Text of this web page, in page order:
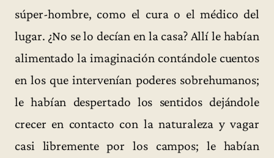
súper-hombre, como el cura o el médico del
lugar. ¿No se lo decían en la casa? Allí le habían
alimentado la imaginación contándole cuentos
en los que intervenían poderes sobrehumanos;
le habían despertado los sentidos dejándole
crecer en contacto con la naturaleza y vagar
casi libremente por los campos; le habían